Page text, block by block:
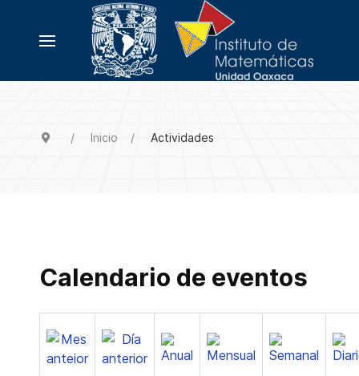
Inicio Actividades
Calendario de eventos